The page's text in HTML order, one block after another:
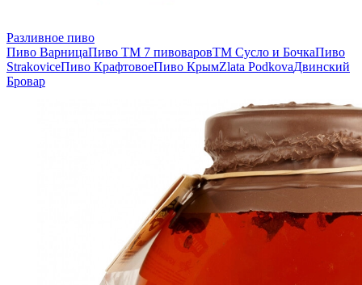
Разливное пиво
Пиво ВарницаПиво ТМ 7 пивоваровТМ Сусло и БочкаПиво
StrakoviceПиво КрафтовоеПиво КрымZlata PodkovaДвинский
Бровар